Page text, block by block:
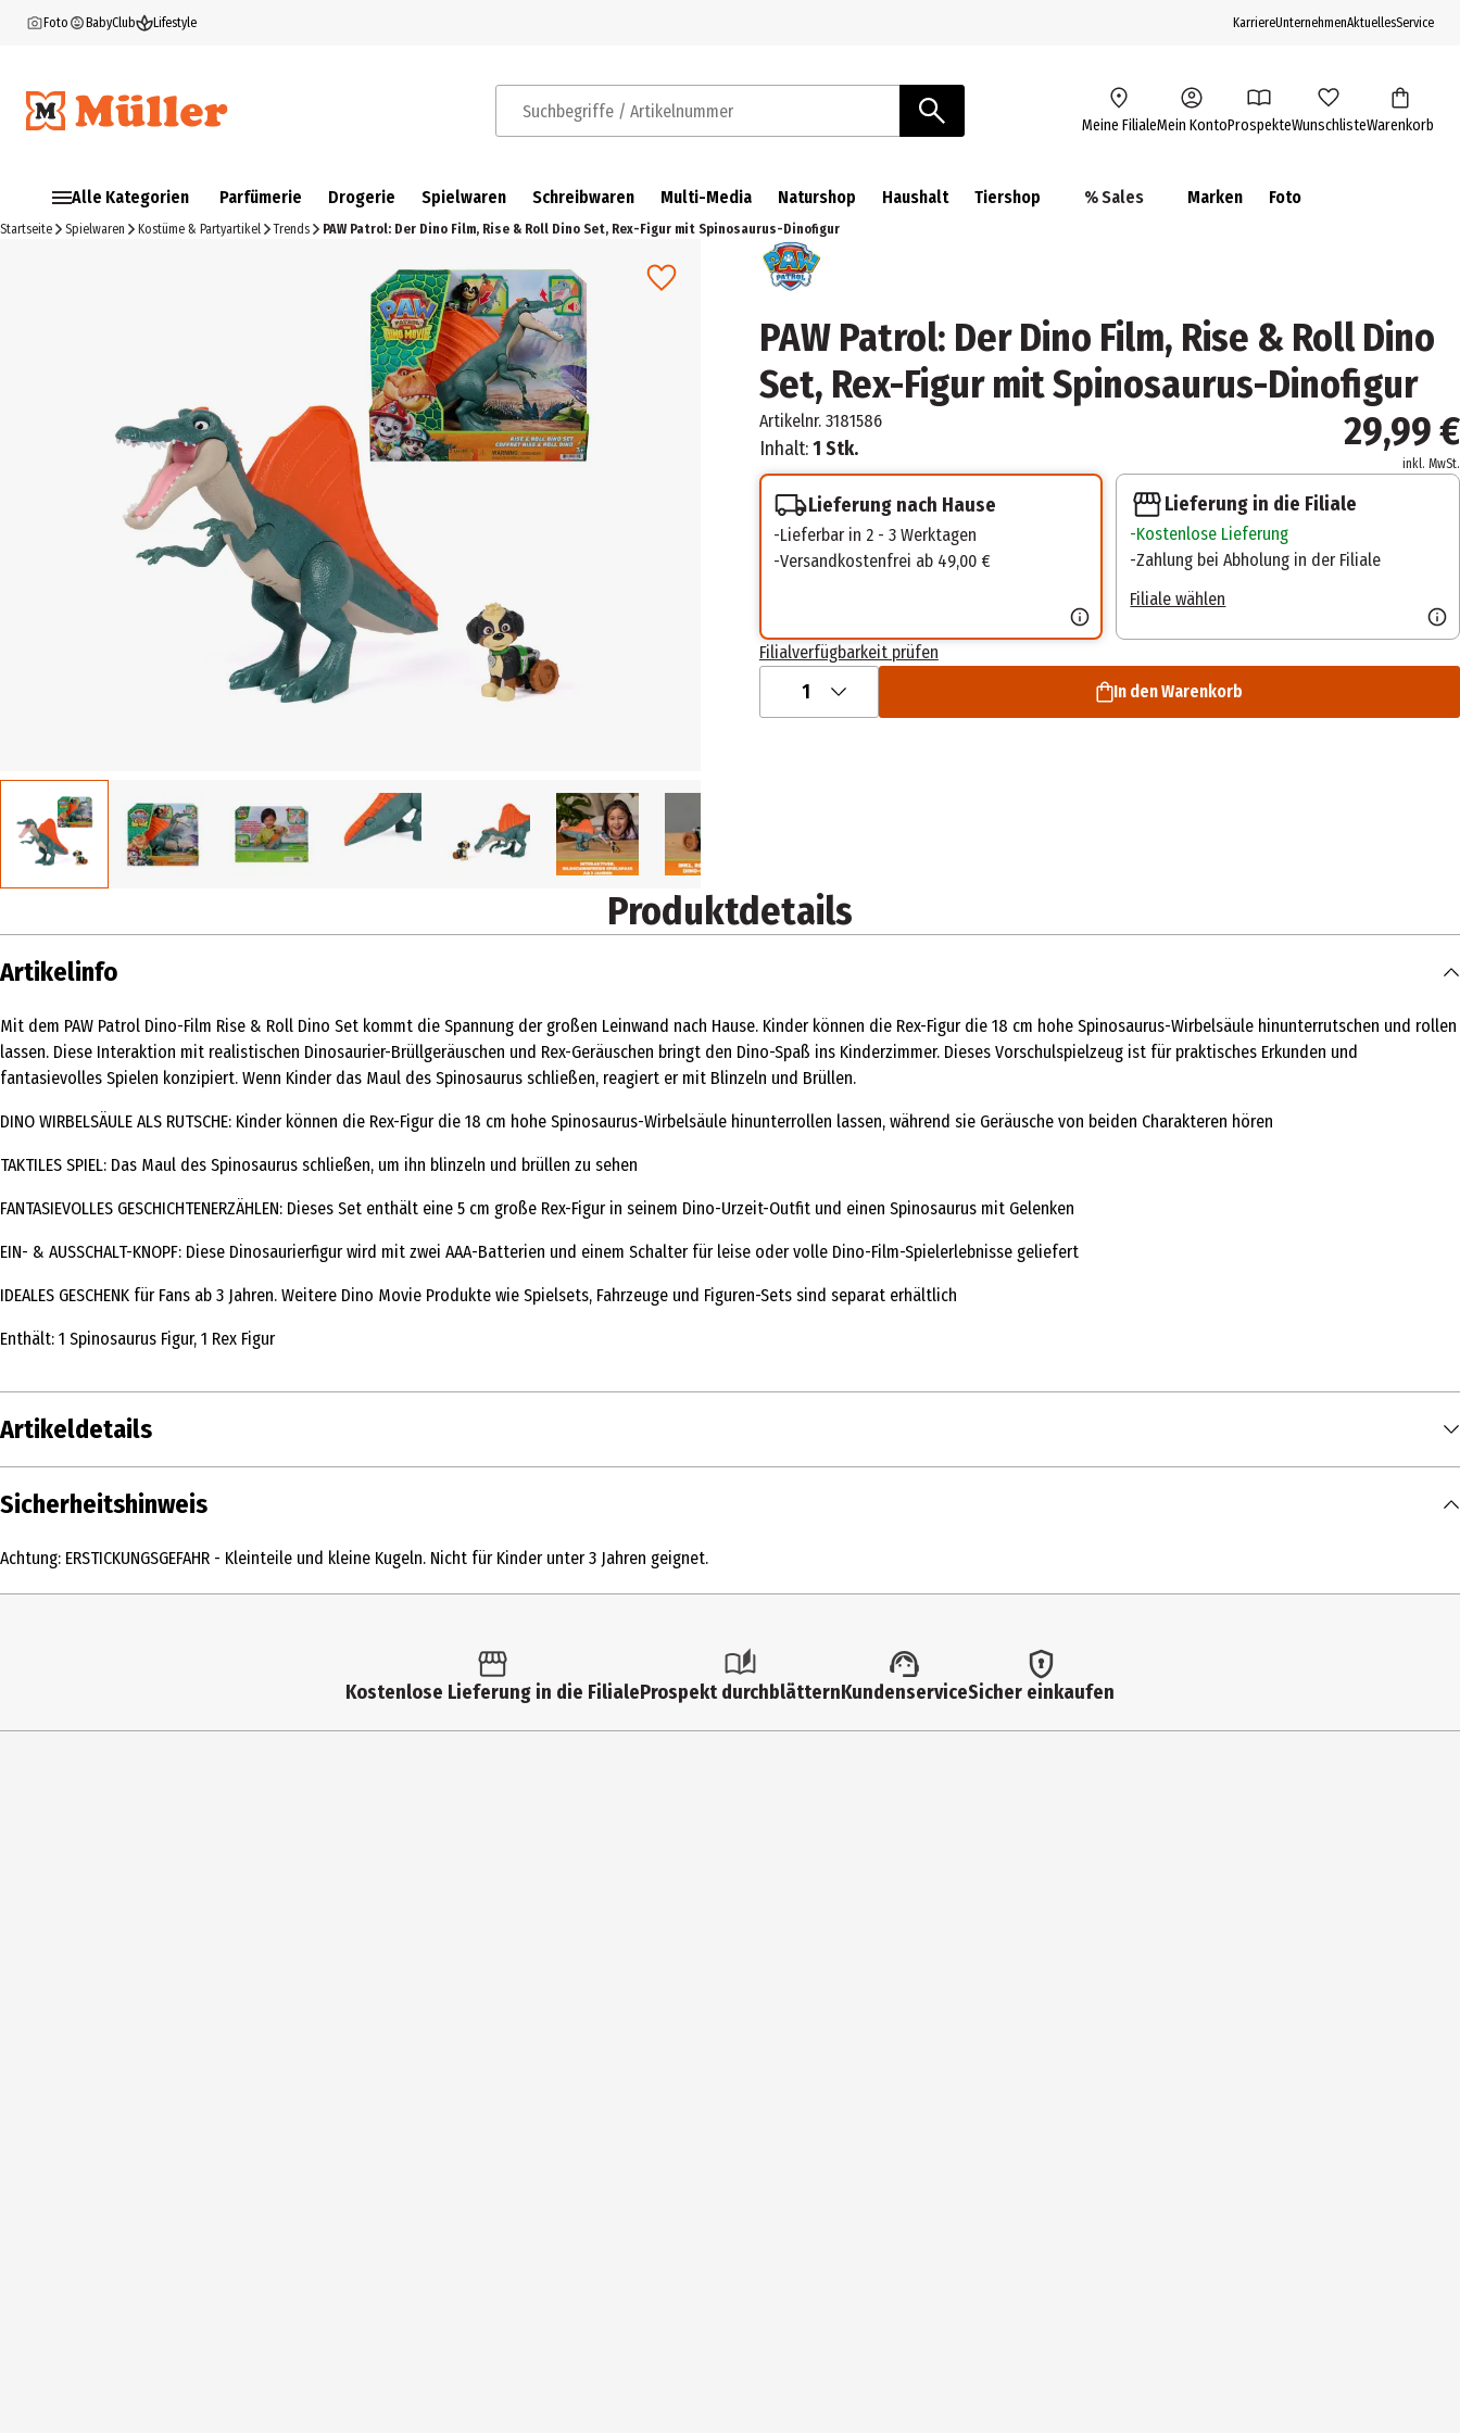
Foto BabyClub Lifestyle KarriereUnternehmenAktuellesService
Suchbegriffe / Artikelnummer Meine FilialeMein KontoProspekteWunschlisteWarenkorb
Alle Kategorien Parfümerie Drogerie Spielwaren Schreibwaren Multi-Media Naturshop Haushalt Tiershop % Sales Marken Foto
Startseite Spielwaren Kostüme & Partyartikel Trends PAW Patrol: Der Dino Film, Rise & Roll Dino Set, Rex-Figur mit Spinosaurus-Dinofigur
PAW Patrol: Der Dino Film, Rise & Roll Dino
Set, Rex-Figur mit Spinosaurus-Dinofigur
Artikelnr. 3181586
Inhalt:1 Stk. 29,99 €
inkl. MwSt.
Lieferung nach Hause
Lieferbar in 2 - 3 Werktagen
Versandkostenfrei ab 49,00 €
Lieferung in die Filiale
Kostenlose Lieferung
Zahlung bei Abholung in der Filiale
Filiale wählen
Filialverfügbarkeit prüfen
1 In den Warenkorb
Produktdetails
Artikelinfo
Mit dem PAW Patrol Dino-Film Rise & Roll Dino Set kommt die Spannung der großen Leinwand nach Hause. Kinder können die Rex-Figur die 18 cm hohe Spinosaurus-Wirbelsäule hinunterrutschen und rollen
lassen. Diese Interaktion mit realistischen Dinosaurier-Brüllgeräuschen und Rex-Geräuschen bringt den Dino-Spaß ins Kinderzimmer. Dieses Vorschulspielzeug ist für praktisches Erkunden und
fantasievolles Spielen konzipiert. Wenn Kinder das Maul des Spinosaurus schließen, reagiert er mit Blinzeln und Brüllen.
DINO WIRBELSÄULE ALS RUTSCHE: Kinder können die Rex-Figur die 18 cm hohe Spinosaurus-Wirbelsäule hinunterrollen lassen, während sie Geräusche von beiden Charakteren hören
TAKTILES SPIEL: Das Maul des Spinosaurus schließen, um ihn blinzeln und brüllen zu sehen
FANTASIEVOLLES GESCHICHTENERZÄHLEN: Dieses Set enthält eine 5 cm große Rex-Figur in seinem Dino-Urzeit-Outfit und einen Spinosaurus mit Gelenken
EIN- & AUSSCHALT-KNOPF: Diese Dinosaurierfigur wird mit zwei AAA-Batterien und einem Schalter für leise oder volle Dino-Film-Spielerlebnisse geliefert
IDEALES GESCHENK für Fans ab 3 Jahren. Weitere Dino Movie Produkte wie Spielsets, Fahrzeuge und Figuren-Sets sind separat erhältlich
Enthält: 1 Spinosaurus Figur, 1 Rex Figur
Artikeldetails
Inhalt
6076188
Sicherheitshinweis
Achtung: ERSTICKUNGSGEFAHR - Kleinteile und kleine Kugeln. Nicht für Kinder unter 3 Jahren geignet.
Kostenlose Lieferung in die FilialeProspekt durchblätternKundenserviceSicher einkaufen